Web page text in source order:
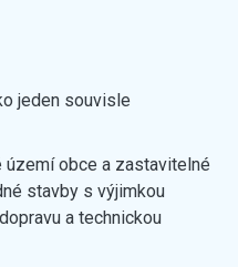
jeden souvisle
území obce a zastavitelné
stavby s výjimkou
a technickou